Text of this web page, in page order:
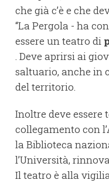
che già c’è e che
“La Pergola - ha
essere un teatro di
. Deve aprirsi ai
saltuario, anche in
del territorio.
Inoltre deve essere
collegamento con
la Biblioteca
l’Università,
Il teatro è alla